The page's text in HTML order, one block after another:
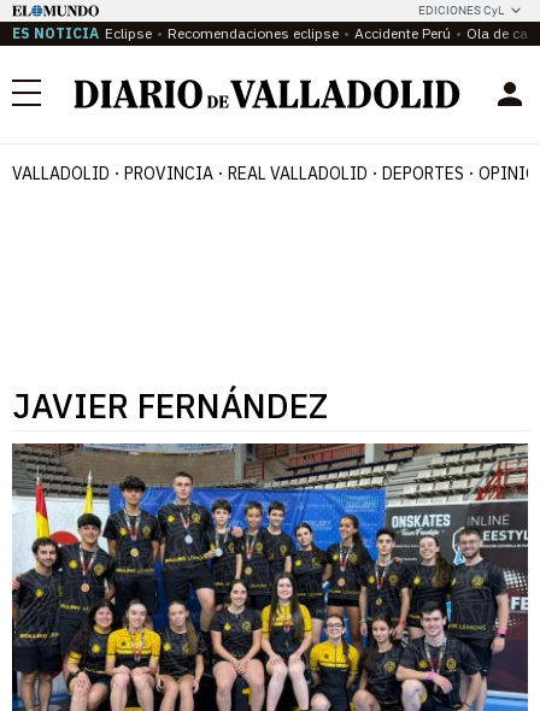
EDICIONES CyL
ES NOTICIA Eclipse Recomendaciones eclipse Accidente Perú Ola de
Menú
VALLADOLID PROVINCIA REAL VALLADOLID DEPORTES
JAVIER FERNÁNDEZ